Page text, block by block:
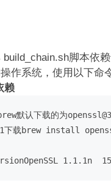
脚本依
作系统，使用以下命
赖
默认下载的为
下载brew install
OpenSSL 1.1.1n